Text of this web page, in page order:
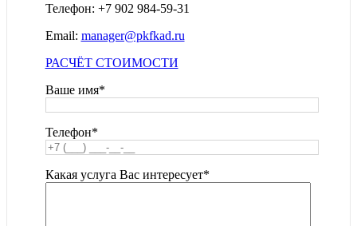
Телефон: +7 902 984-59-31
Emаil: manager@pkfkad.ru
РАСЧЁТ СТОИМОСТИ
Ваше имя*
Телефон*
Какая услуга Вас интересует*